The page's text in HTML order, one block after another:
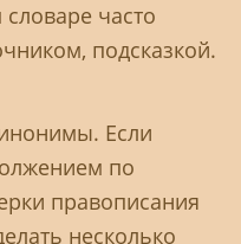
часто
подсказкой.
Если
по
правописания
несколько